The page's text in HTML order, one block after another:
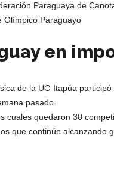
Paraguaya de
Olímpico Paraguayo
en
de la UC Itapúa
pasado.
quedaron 30
que continúe alcanzando